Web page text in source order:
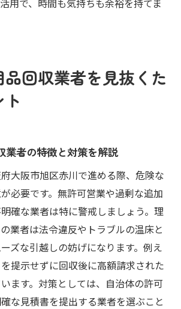
用で、時間も気持ちも余裕を持てま
回収業者を見抜くた
業者の特徴と対策を解説
大阪市旭区赤川で進める際、危険な
必要です。無許可営業や過剰な追加
確な業者は特に警戒しましょう。理
業者は法令違反やトラブルの温床と
ズな引越しの妨げになります。例え
提示せずに回収後に高額請求された
ます。対策としては、自治体の許可
な見積書を提出する業者を選ぶこと